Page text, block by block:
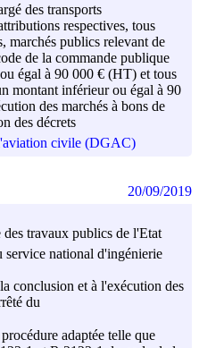
des transports
respectives, tous
marchés publics relevant de
de la commande publique
égal à 90 000 € (HT) et tous
montant inférieur ou égal à 90
des marchés à bons de
des décrets
civile (DGAC)
travaux publics de l'Etat
service national d'ingénierie
conclusion et à l'exécution des
du
adaptée telle que
20/09/2019